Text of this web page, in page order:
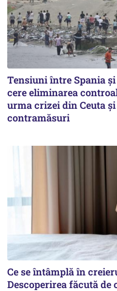
Tensiuni între Spania
cere eliminarea
urma crizei din Ceuta
contramăsuri
Ce se întâmplă în
Descoperirea făcută de